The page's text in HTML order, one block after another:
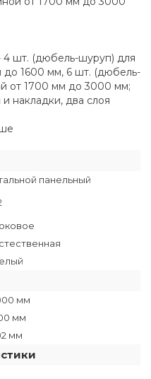
4 шт. (дюбель-шуруп) для
1600 мм, 6 шт. (дюбель-
от 1700 мм до 3000 мм;
накладки, два слоя
панельный
мм
мм
мм